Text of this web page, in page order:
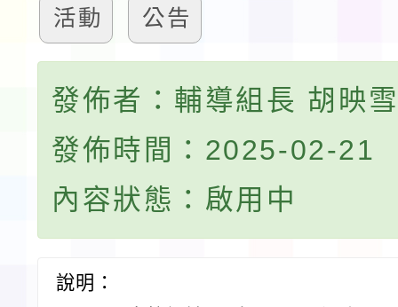
活動 公告
發佈者：輔導組長 胡映
發佈時間：2025-02-21
內容狀態：啟用中
說明：